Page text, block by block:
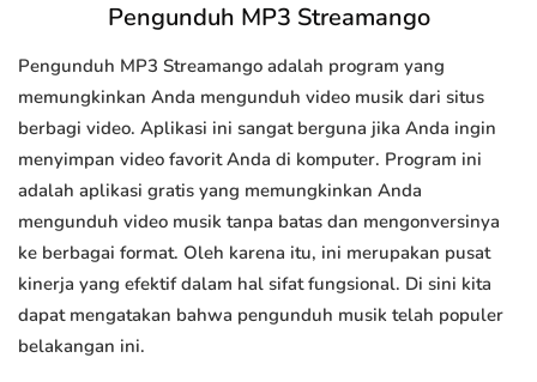
Pengunduh MP3 Streamango
Pengunduh MP3 Streamango adalah program yang
memungkinkan Anda mengunduh video musik dari situs
berbagi video. Aplikasi ini sangat berguna jika Anda ingin
menyimpan video favorit Anda di komputer. Program ini
adalah aplikasi gratis yang memungkinkan Anda
mengunduh video musik tanpa batas dan mengonversinya
ke berbagai format. Oleh karena itu, ini merupakan pusat
kinerja yang efektif dalam hal sifat fungsional. Di sini kita
dapat mengatakan bahwa pengunduh musik telah populer
belakangan ini.